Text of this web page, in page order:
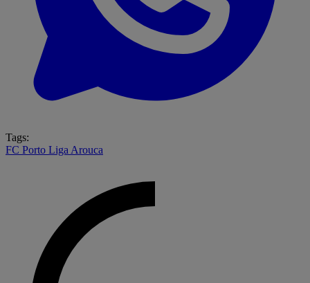
Tags:
FC Porto Liga Arouca